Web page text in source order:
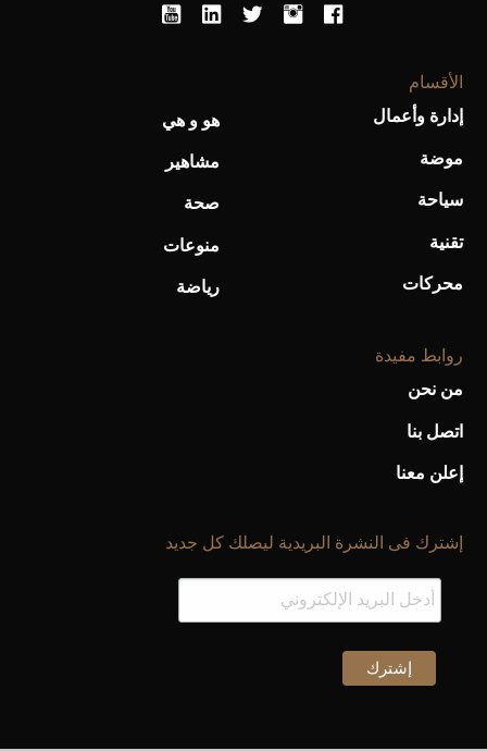
الأقسام
إدارة وأعمال
موضة
سياحة
تقنية
محركات
هو و هي
مشاهير
صحة
منوعات
رياضة
روابط مفيدة
من نحن
اتصل بنا
إعلن معنا
إشترك فى النشرة البريدية ليصلك كل جديد